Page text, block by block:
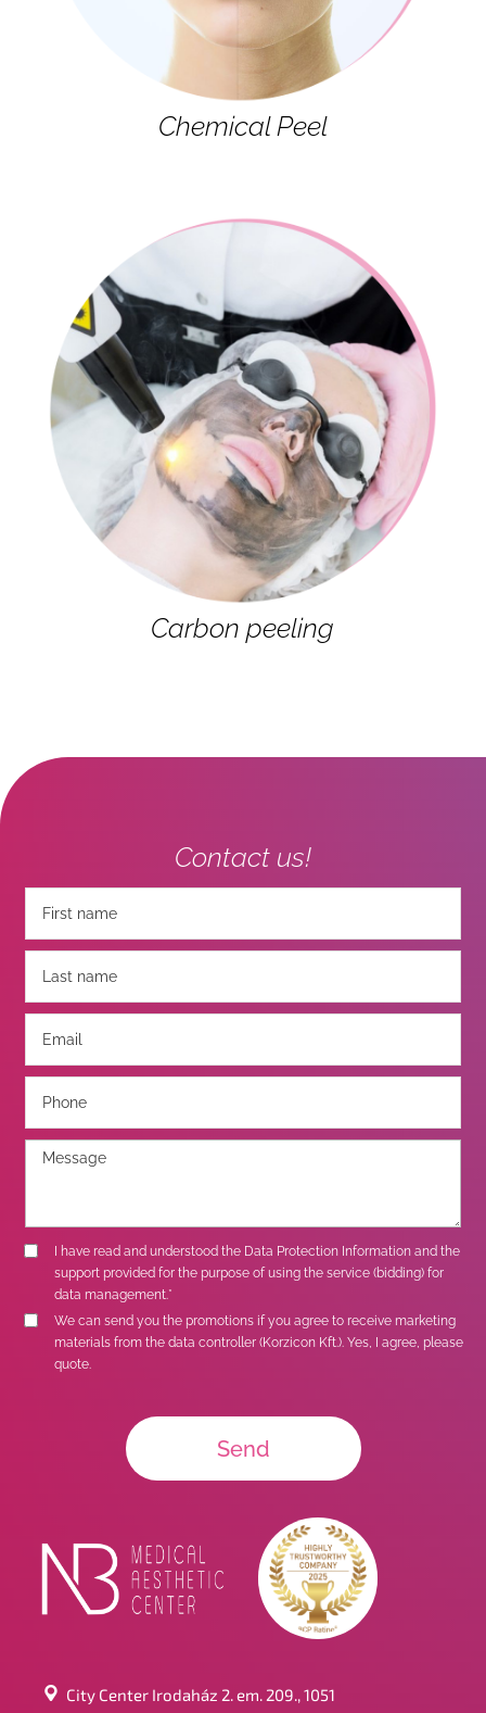
Chemical Peel
Carbon peeling
City Center Irodaház 2. em. 209., 1051
Contact us!
I have read and understood the Data Protection Informationand the
support provided for the purpose of using the service (bidding) for
data management.*
We can send you the promotions if you agree to receive marketing
materials from the data controller (Korzicon Kft.). Yes, I agree, please
quote.